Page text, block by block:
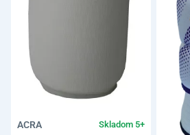
ACRA Skladom 5+